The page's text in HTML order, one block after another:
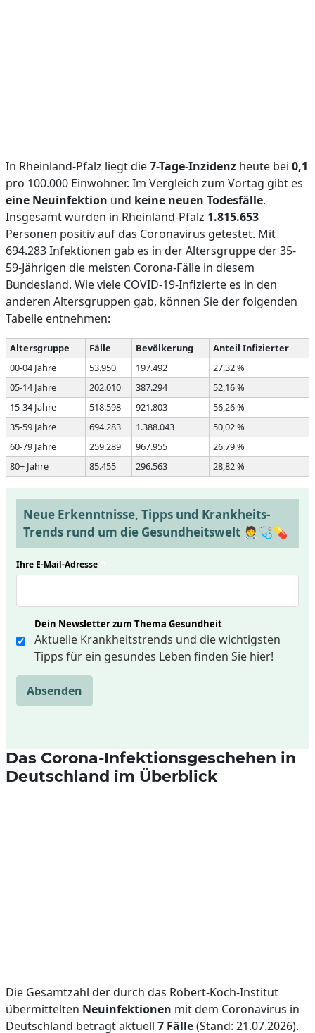
In Rheinland-Pfalz liegt die7-Tage-Inzidenz heute bei 0,1
pro 100.000 Einwohner. Im Vergleich zum Vortag gibt es
eine Neuinfektion und keine neuen Todesfälle.
Insgesamt wurden in Rheinland-Pfalz 1.815.653
Personen positiv auf das Coronavirus getestet. Mit
694.283 Infektionen gab es in der Altersgruppe der 35-
59-Jährigen die meisten Corona-Fälle in diesem
Bundesland. Wie viele COVID-19-Infizierte es in den
anderen Altersgruppen gab, können Sie der folgenden
Tabelle entnehmen:
Altersgruppe Fälle Bevölkerung
Anteil Infizierter
00-04 Jahre
53.950 197.492
27,32 %
05-14 Jahre
202.010 387.294
52,16 %
15-34 Jahre
518.598 921.803
56,26 %
35-59 Jahre
694.283 1.388.043
50,02 %
60-79 Jahre
259.289 967.955
26,79 %
80+ Jahre
85.455 296.563 28,82 %
Neue Erkenntnisse, Tipps und Krankheits-
Trends rund um die Gesundheitswelt 🧑‍⚕️🩺💊
Ihre E-Mail-Adresse
Dein Newsletter zum Thema Gesundheit
Aktuelle Krankheitstrends und die wichtigsten
Tipps für ein gesundes Leben finden Sie hier!
Absenden
Das Corona-Infektionsgeschehen in
Deutschland im Überblick
Die Gesamtzahl der durch das Robert-Koch-Institut
übermittelten Neuinfektionen mit dem Coronavirus in
Deutschland beträgt aktuell 7 Fälle(Stand: 21.07.2026).